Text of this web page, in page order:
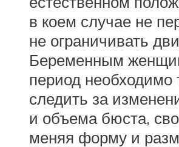
в коем случае не
не ограничивать
Беременным
период необходимо
следить за
и объема бюста,
меняя форму и